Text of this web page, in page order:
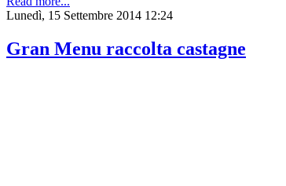
Lunedì, 15 Settembre 2014 12:24
Gran Menu raccolta castagne